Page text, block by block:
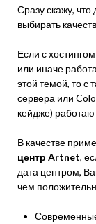
Сразу скажу, что
выбирать
Если с
или иначе
этой темой, то с
сервера или
кейдже)
В качестве
центр Artnet,
дата центром,
чем